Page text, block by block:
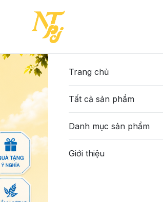
Trang chủ
Tất cả sản phẩm
Danh mục sản phẩm
Giới thiệu